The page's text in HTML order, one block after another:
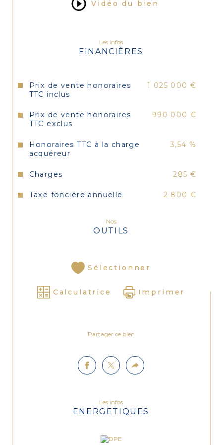
Vidéo du bien
Les infos
FINANCIÈRES
Prix de vente honoraires
TTC inclus
1 025 000 €
Prix de vente honoraires
TTC exclus
990 000 €
Honoraires TTC à la charge
acquéreur
3,54 %
Charges 285 €
Taxe foncière annuelle 2 800 €
Nos
OUTILS
Sélectionner
Calculatrice Imprimer
Partager ce bien
Les infos
ENERGETIQUES